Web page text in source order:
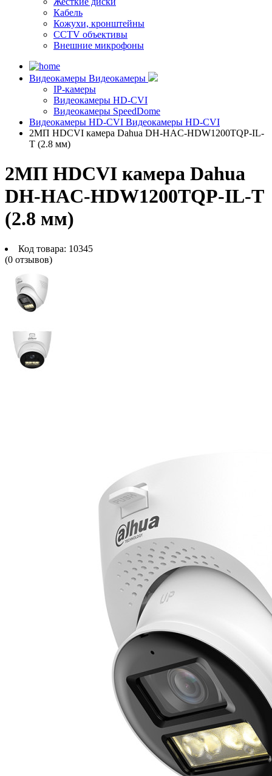
Кабель
Кожухи, кронштейны
CCTV объективы
Внешние микрофоны
Видеокамеры Видеокамеры
IP-камеры
Видеокамеры HD-CVI
Видеокамеры SpeedDome
Видеокамеры HD-CVI Видеокамеры HD-CVI
2МП HDCVI камера Dahua DH-HAC-HDW1200TQP-IL-
T (2.8 мм)
2МП HDCVI камера Dahua
DH-HAC-HDW1200TQP-IL-T
(2.8 мм)
Код товара: 10345
(0 отзывов)